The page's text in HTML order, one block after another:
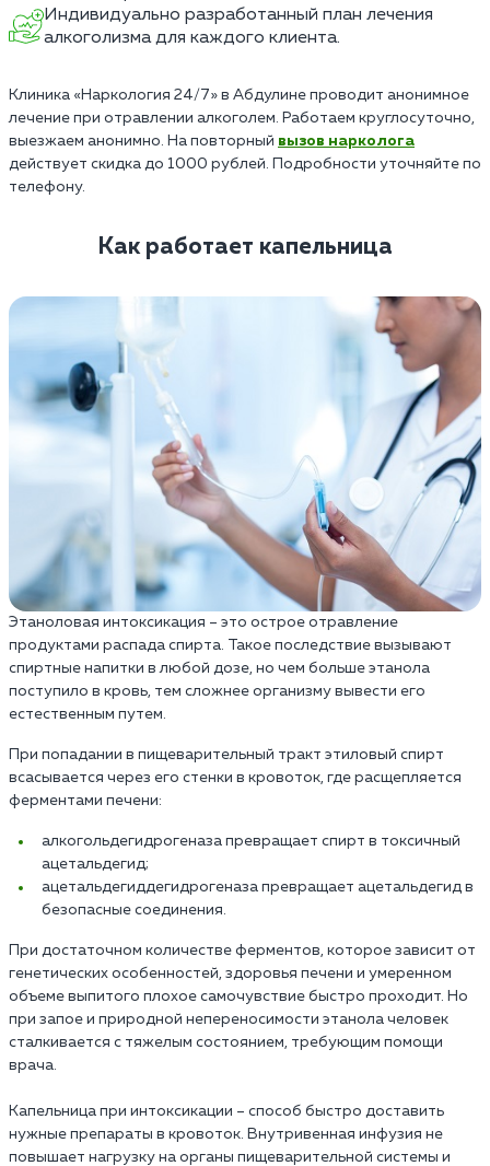
Индивидуально разработанный план лечения
алкоголизма для каждого клиента.
Клиника «Наркология 24/7» в Абдулине проводит анонимное
лечение при отравлении алкоголем. Работаем круглосуточно,
выезжаем анонимно. На повторный вызов нарколога
действует скидка до 1000 рублей. Подробности уточняйте по
телефону.
Как работает капельница
Этаноловая интоксикация – это острое отравление
продуктами распада спирта. Такое последствие вызывают
спиртные напитки в любой дозе, но чем больше этанола
поступило в кровь, тем сложнее организму вывести его
естественным путем.
При попадании в пищеварительный тракт этиловый спирт
всасывается через его стенки в кровоток, где расщепляется
ферментами печени:
алкогольдегидрогеназа превращает спирт в токсичный
ацетальдегид;
ацетальдегиддегидрогеназа превращает ацетальдегид в
безопасные соединения.
При достаточном количестве ферментов, которое зависит от
генетических особенностей, здоровья печени и умеренном
объеме выпитого плохое самочувствие быстро проходит. Но
при запое и природной непереносимости этанола человек
сталкивается с тяжелым состоянием, требующим помощи
врача.
Капельница при интоксикации – способ быстро доставить
нужные препараты в кровоток. Внутривенная инфузия не
повышает нагрузку на органы пищеварительной системы и